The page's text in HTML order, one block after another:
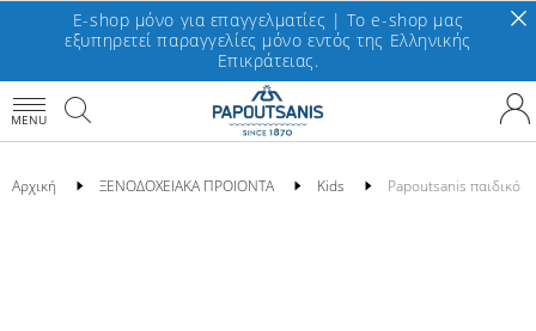
E-shop μόνο για επαγγελματίες | To e-shop μας
εξυπηρετεί παραγγελίες μόνο εντός της Ελληνικής
Επικράτειας.
MENU
Αρχική ΞΕΝΟΔΟΧΕΙΑΚΑ ΠΡΟΙΟΝΤΑ Kids Papoutsanis παιδικό